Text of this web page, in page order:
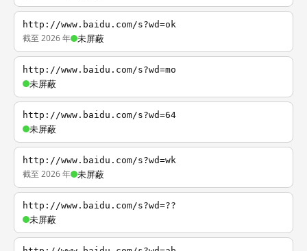
http://www.baidu.com/s?wd=ok
截至 2026 年 未屏蔽
http://www.baidu.com/s?wd=mo
未屏蔽
http://www.baidu.com/s?wd=64
未屏蔽
http://www.baidu.com/s?wd=wk
截至 2026 年 未屏蔽
http://www.baidu.com/s?wd=??
未屏蔽